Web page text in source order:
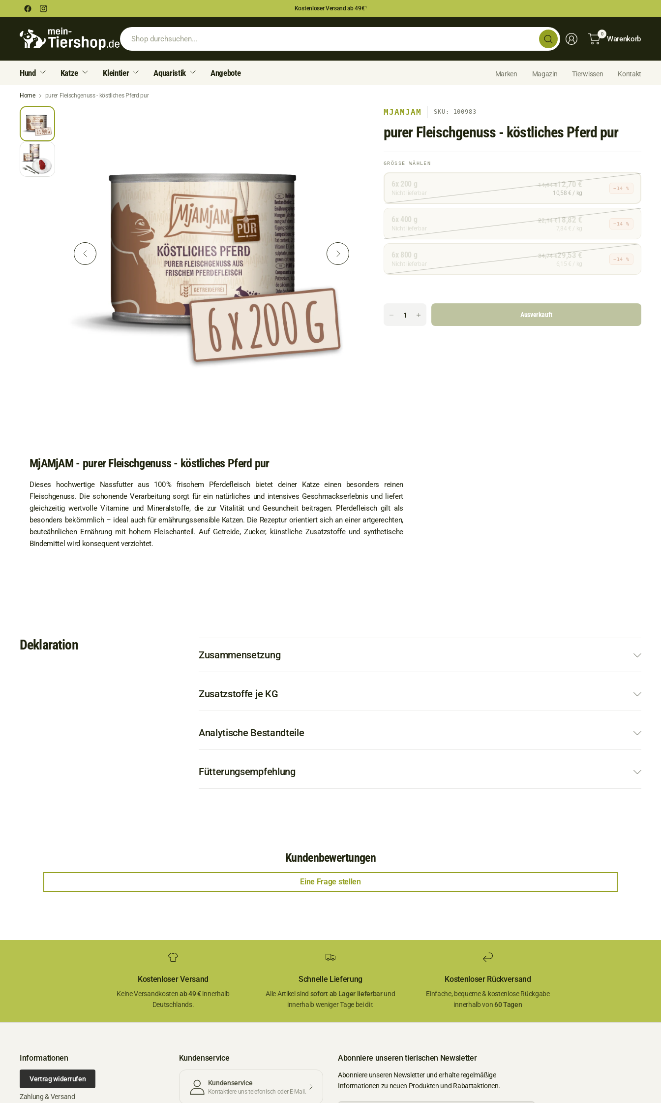
Kostenloser Versand ab 49€¹
Shop
durchsuchen...
0
Warenkorb
Hund Katze Kleintier Aquaristik Angebote Marken Magazin Tierwissen Kontakt
Home purer Fleischgenuss - köstliches Pferd pur
MJAMJAM SKU: 100983
purer Fleischgenuss - köstliches Pferd pur
Größe
wählen
GRÖSSE WÄHLEN
6x 200 g
Nicht lieferbar
14,94 €12,70 €
10,58 € / kg
−14 %
6x 400 g
Nicht lieferbar
22,14 €18,82 €
7,84 € / kg
−14 %
6x 800 g
Nicht lieferbar
34,74 €29,53 €
6,15 € / kg
−14 %
Ausverkauft
MjAMjAM - purer Fleischgenuss - köstliches Pferd pur
Dieses hochwertige Nassfutter aus 100 % frischem Pferdefleisch bietet deiner Katze einen besonders reinen
Fleischgenuss. Die schonende Verarbeitung sorgt für ein natürliches und intensives Geschmackserlebnis und liefert
gleichzeitig wertvolle Vitamine und Mineralstoffe, die zur Vitalität und Gesundheit beitragen. Pferdefleisch gilt als
besonders bekömmlich – ideal auch für ernährungssensible Katzen. Die Rezeptur orientiert sich an einer artgerechten,
beuteähnlichen Ernährung mit hohem Fleischanteil. Auf Getreide, Zucker, künstliche Zusatzstoffe und synthetische
Bindemittel wird konsequent verzichtet.
Deklaration
Zusammensetzung
Zusatzstoffe je KG
Analytische Bestandteile
Fütterungsempfehlung
Kundenbewertungen
Eine Frage stellen
Kostenloser Versand
Keine Versandkostenab 49 €innerhalb
Deutschlands.
Schnelle Lieferung
Alle Artikel sind sofort ab Lager lieferbarund
innerhalb weniger Tage bei dir.
Kostenloser Rückversand
Einfache, bequeme & kostenlose Rückgabe
innerhalb von60 Tagen
Informationen
Vertrag widerrufen
Zahlung & Versand
Kundenservice
Kundenservice
Kontaktiere uns telefonisch oder E-Mail.
Abonniere unseren tierischen Newsletter
Abonniere unseren Newsletter und erhalte regelmäßige
Informationen zu neuen Produkten und Rabattaktionen.